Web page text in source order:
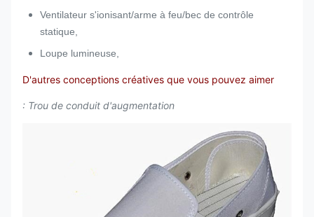
Ventilateur s'ionisant/arme à feu/bec de contrôle
statique,
Loupe lumineuse,
D'autres conceptions créatives que vous pouvez aimer
: Trou de conduit d'augmentation